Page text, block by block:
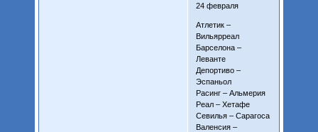
24 февраля
Атлетик –
Вильярреал
Барселона –
Леванте
Депортиво –
Эспаньол
Расинг – Альмерия
Реал – Хетафе
Севилья – Сарагоса
Валенсия –